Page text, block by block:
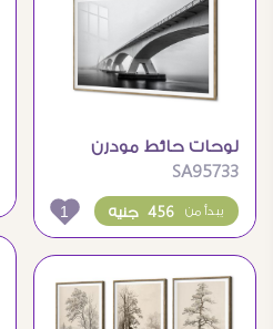
لوحات حائط مودرن
لجسر خرساني يمتد
بالضباب
SA95733
456 جنيه يبدأ من 1